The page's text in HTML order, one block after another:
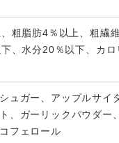
粗脂肪4％以上、粗繊
、水分20％以下、カロ
ュガー、アップルサイ
、ガーリックパウダー、
フェロール